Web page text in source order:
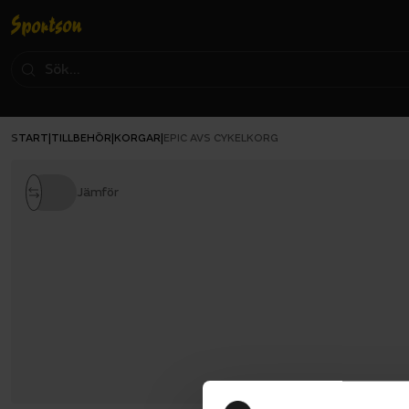
START TILLBEHÖR KORGAR EPIC AVS CYKELKORG
Jämför